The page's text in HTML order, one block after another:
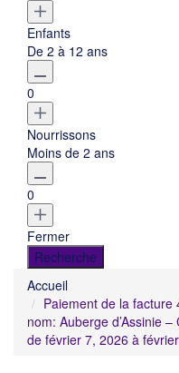
Enfants
De 2 à 12 ans
0
Nourrissons
Moins de 2 ans
0
Fermer
Accueil
Paiement de la
nom: Auberge d’Assinie
de février 7, 2026 à